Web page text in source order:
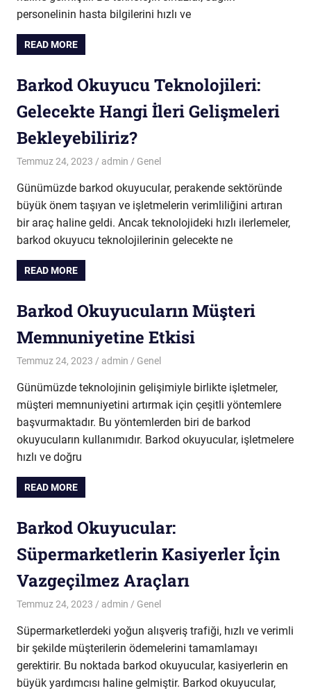
personelinin hasta bilgilerini hızlı ve
READ MORE
Barkod Okuyucu Teknolojileri:
Gelecekte Hangi İleri Gelişmeleri
Bekleyebiliriz?
Temmuz 24, 2023 admin Genel
Günümüzde barkod okuyucular, perakende sektöründe
büyük önem taşıyan ve işletmelerin verimliliğini artıran
bir araç haline geldi. Ancak teknolojideki hızlı ilerlemeler,
barkod okuyucu teknolojilerinin gelecekte ne
READ MORE
Barkod Okuyucuların Müşteri
Memnuniyetine Etkisi
Temmuz 24, 2023 admin Genel
Günümüzde teknolojinin gelişimiyle birlikte işletmeler,
müşteri memnuniyetini artırmak için çeşitli yöntemlere
başvurmaktadır. Bu yöntemlerden biri de barkod
okuyucuların kullanımıdır. Barkod okuyucular, işletmelere
hızlı ve doğru
READ MORE
Barkod Okuyucular:
Süpermarketlerin Kasiyerler İçin
Vazgeçilmez Araçları
Temmuz 24, 2023 admin Genel
Süpermarketlerdeki yoğun alışveriş trafiği, hızlı ve verimli
bir şekilde müşterilerin ödemelerini tamamlamayı
gerektirir. Bu noktada barkod okuyucular, kasiyerlerin en
büyük yardımcısı haline gelmiştir. Barkod okuyucular,